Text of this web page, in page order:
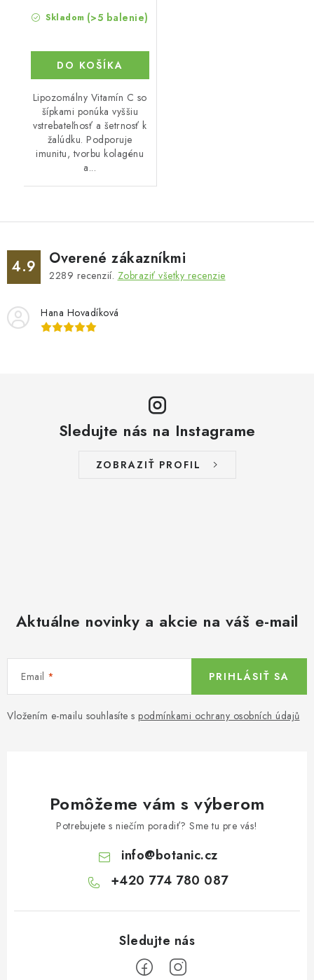
Skladom (>5 balenie)
DO KOŠÍKA
Lipozomálny Vitamín C so
šípkami ponúka vyššiu
vstrebateľnosť a šetrnosť k
žalúdku. Podporuje
imunitu, tvorbu kolagénu
a...
4.9 Overené zákazníkmi
2289 recenzií. Zobraziť všetky recenzie
Hana Hovadíková
Sledujte nás na Instagrame
ZOBRAZIŤ PROFIL
Aktuálne novinky a akcie na váš e-mail
Email
Vložením e-mailu souhlasíte s podmínkami ochrany osobních údajů
PRIHLÁSIŤ SA
Pomôžeme vám s výberom
Potrebujete s niečím poradiť? Sme tu pre vás!
info@botanic.cz
+420 774 780 087